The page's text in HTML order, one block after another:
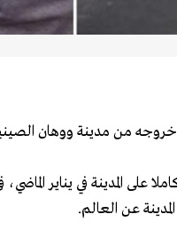
خروجه من مدينة ووهان
المدينة في يناير
عن العالم.